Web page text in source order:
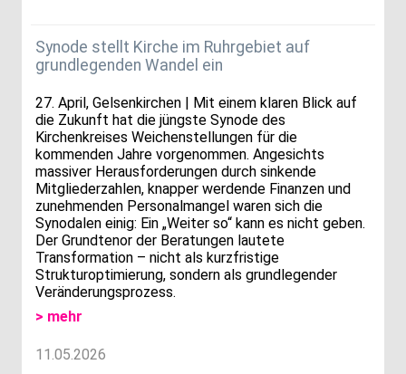
Synode stellt Kirche im Ruhrgebiet auf
grundlegenden Wandel ein
27. April, Gelsenkirchen | Mit einem klaren Blick auf
die Zukunft hat die jüngste Synode des
Kirchenkreises Weichenstellungen für die
kommenden Jahre vorgenommen. Angesichts
massiver Herausforderungen durch sinkende
Mitgliederzahlen, knapper werdende Finanzen und
zunehmenden Personalmangel waren sich die
Synodalen einig: Ein „Weiter so“ kann es nicht geben.
Der Grundtenor der Beratungen lautete
Transformation – nicht als kurzfristige
Strukturoptimierung, sondern als grundlegender
Veränderungsprozess.
> mehr
11.05.2026